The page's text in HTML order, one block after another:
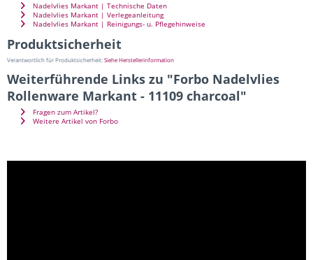
Nadelvlies Markant | Technische Daten
Nadelvlies Markant | Verlegeanleitung
Nadelvlies Markant | Reinigungs- u. Pflegehinweise
Produktsicherheit
Verantwortlich für Produktsicherheit:Siehe Herstellerinformation
Weiterführende Links zu "Forbo Nadelvlies
Rollenware Markant - 11109 charcoal"
Fragen zum Artikel?
Weitere Artikel von Forbo